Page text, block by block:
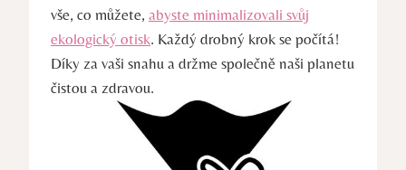
vše, co můžete, abyste minimalizovali svůj
ekologický otisk. Každý drobný krok se počítá!
Díky za vaši snahu a držme společně naši planetu
čistou a zdravou.